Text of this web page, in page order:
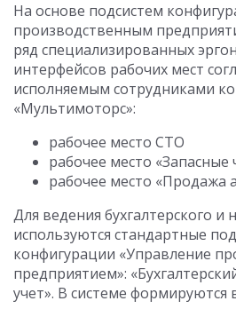
На основе подсистем
производственным
ряд специализированных
интерфейсов рабочих мест
исполняемым сотрудниками
«Мультимоторс»:
рабочее место СТО
рабочее место «Запасные
рабочее место «Продажа
Для ведения бухгалтерского и
используются стандартные
конфигурации «Управление
предприятием»:
учет». В системе формируются